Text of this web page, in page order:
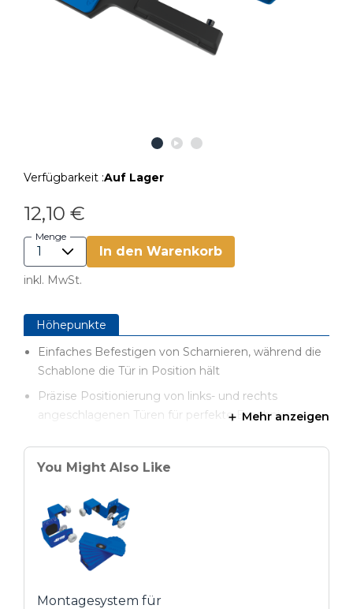
Verfügbarkeit :Auf Lager
12,10 €
Menge
In den Warenkorb
inkl. MwSt.
Höhepunkte
Einfaches Befestigen von Scharnieren, während die
Schablone die Tür in Position hält
Präzise Positionierung von links- und rechts
angeschlagenen Türen für perfekte Ergebnisse
Feinjustier-Unterlegplatten
rahmenlose Schränke
Mehr anzeigen
You Might Also Like
Montagesystem für